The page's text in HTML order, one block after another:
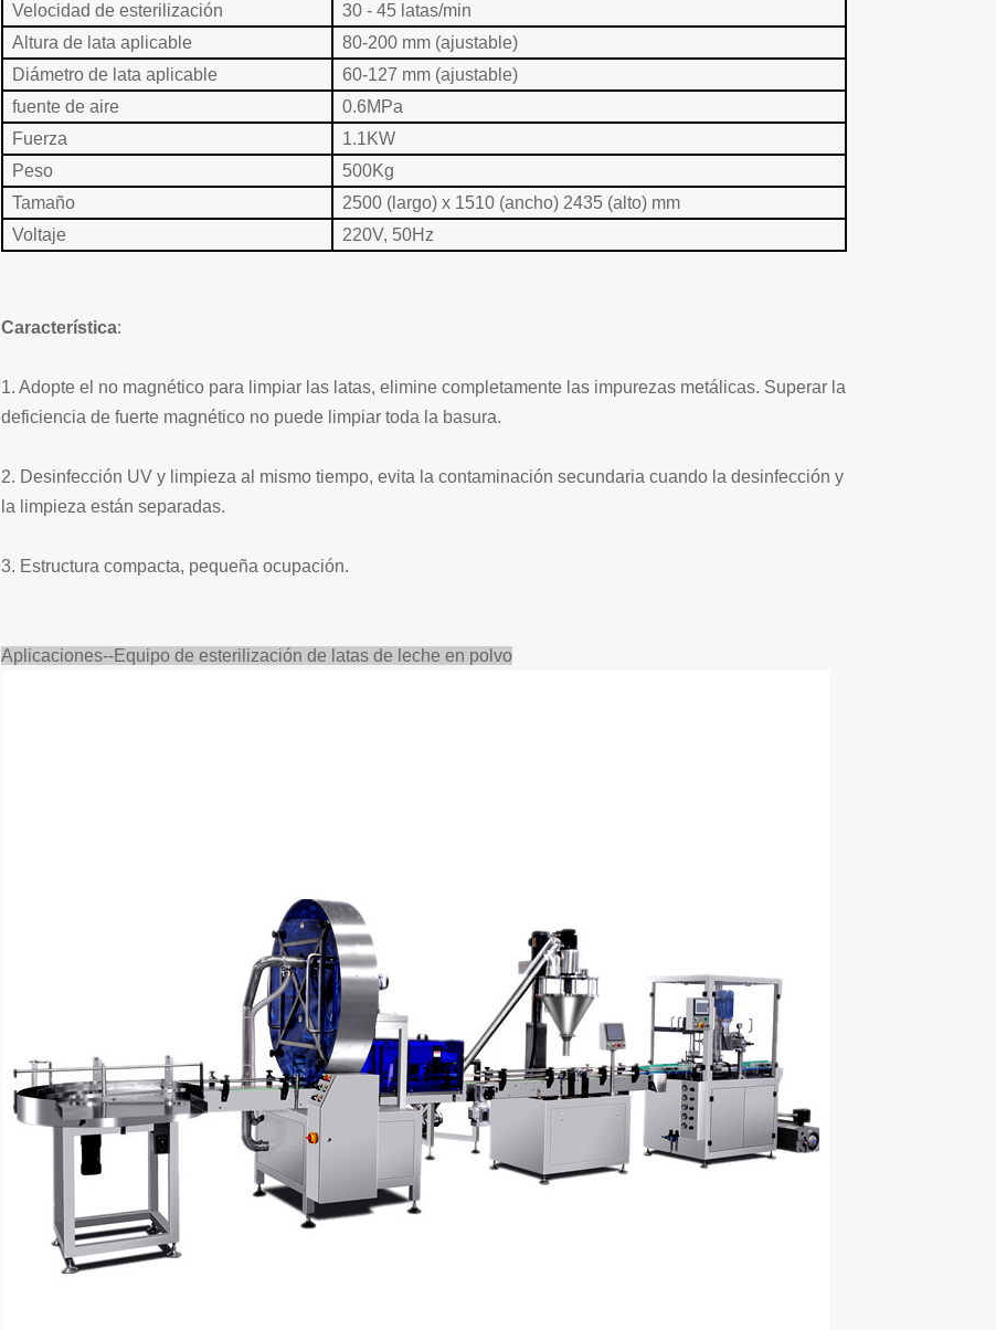
Velocidad de esterilización
30 - 45 latas/min
Altura de lata aplicable
80-200 mm (ajustable)
Diámetro de lata aplicable
60-127 mm (ajustable)
fuente de aire
0.6MPa
Fuerza
1.1KW
Peso
500Kg
Tamaño
2500 (largo) x 1510 (ancho) 2435 (alto) mm
Voltaje
220V, 50Hz
Característica:
1. Adopte el no magnético para limpiar las latas, elimine completamente las impurezas metálicas. Superar la
deficiencia de fuerte magnético no puede limpiar toda la basura.
2. Desinfección UV y limpieza al mismo tiempo, evita la contaminación secundaria cuando la desinfección y
la limpieza están separadas.
3. Estructura compacta, pequeña ocupación.
Aplicaciones--Equipo de esterilización de latas de leche en polvo